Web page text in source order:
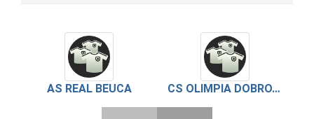
AS REAL BEUCA CS OLIMPIA DOBROTESTI 2023